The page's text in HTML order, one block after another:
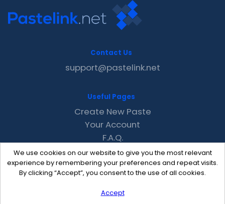
We use cookies on our website to give you the most relevant
experience by remembering your preferences and repeat visits.
By clicking “Accept”, you consent to the use of all cookies.
Accept
Contact Us
support@pastelink.net
Useful Pages
Create New Paste
Your Account
F.A.Q.
Recent
Contact